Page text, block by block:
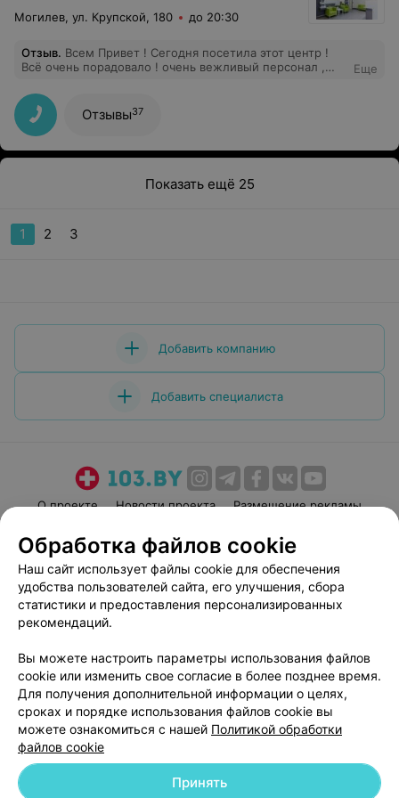
Могилев, ул. Крупской, 180 до 20:30
Отзыв. Всем Привет ! Сегодня посетила этот центр !
Всё очень порадовало ! очень вежливый персонал ,
и понятно отвечают ! Большое Спасибо ! Буду
рекомендовать вас всем своим знакомым !
Еще
Отзывы37
Показать ещё 25
1 2 3
Добавить компанию
Добавить специалиста
О проекте Новости проекта
Размещение рекламы
Пользовательское соглашение
Способы оплаты
Вакансии
Партнеры
Написать руководителю 103.by
Персональные настройки cookie
Обработка персональных данных
Обработка файлов cookie
Наш сайт использует файлы cookie для обеспечения
удобства пользователей сайта, его улучшения, сбора
статистики и предоставления персонализированных
рекомендаций.
Вы можете настроить параметры использования файлов
cookie или изменить свое согласие в более позднее время.
Для получения дополнительной информации о целях,
сроках и порядке использования файлов cookie вы
можете ознакомиться с нашей Политикой обработки
файлов cookie
Принять